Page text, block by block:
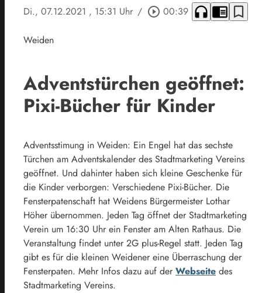
Di., 07.12.2021 , 15:31 Uhr / play_circle_outline 00:39 headphones chrome_reader_mode bookmark_border
Weiden
Adventstürchen geöffnet:
Pixi-Bücher für Kinder
Adventsstimung in Weiden: Ein Engel hat das sechste
Türchen am Adventskalender des Stadtmarketing Vereins
geöffnet. Und dahinter haben sich kleine Geschenke für
die Kinder verborgen: Verschiedene Pixi-Bücher. Die
Fensterpatenschaft hat Weidens Bürgermeister Lothar
Höher übernommen. Jeden Tag öffnet der Stadtmarketing
Verein um 16:30 Uhr ein Fenster am Alten Rathaus. Die
Veranstaltung findet unter 2G plus-Regel statt. Jeden Tag
gibt es für die kleinen Weidener eine Überraschung der
Fensterpaten. Mehr Infos dazu auf der Webseite des
Stadtmarketing Vereins.